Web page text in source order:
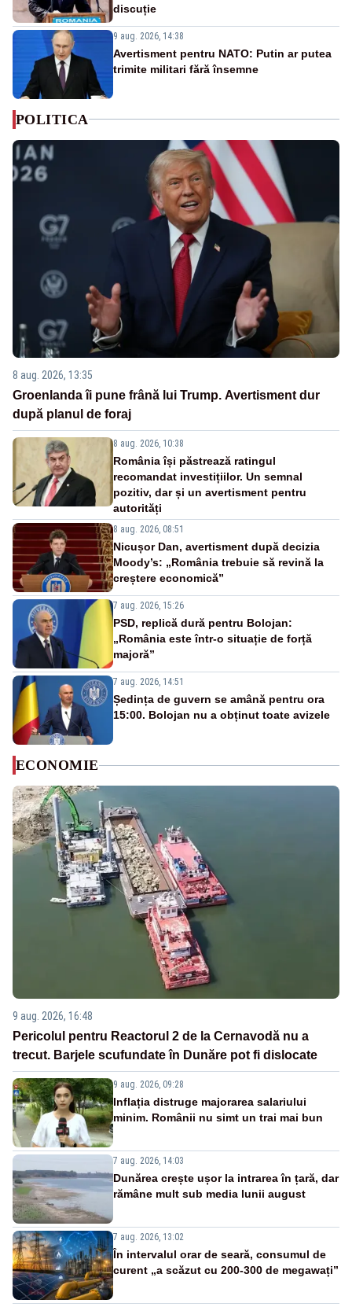
discuție
9 aug. 2026, 14:38
Avertisment pentru NATO: Putin ar putea
trimite militari fără însemne
POLITICA
8 aug. 2026, 13:35
Groenlanda îi pune frână lui Trump. Avertisment dur
după planul de foraj
8 aug. 2026, 10:38
România își păstrează ratingul
recomandat investițiilor. Un semnal
pozitiv, dar și un avertisment pentru
autorități
8 aug. 2026, 08:51
Nicușor Dan, avertisment după decizia
Moody’s: „România trebuie să revină la
creștere economică”
7 aug. 2026, 15:26
PSD, replică dură pentru Bolojan:
„România este într-o situație de forță
majoră”
7 aug. 2026, 14:51
Ședința de guvern se amână pentru ora
15:00. Bolojan nu a obținut toate avizele
ECONOMIE
9 aug. 2026, 16:48
Pericolul pentru Reactorul 2 de la Cernavodă nu a
trecut. Barjele scufundate în Dunăre pot fi dislocate
9 aug. 2026, 09:28
Inflația distruge majorarea salariului
minim. Românii nu simt un trai mai bun
7 aug. 2026, 14:03
Dunărea crește ușor la intrarea în țară, dar
rămâne mult sub media lunii august
7 aug. 2026, 13:02
În intervalul orar de seară, consumul de
curent „a scăzut cu 200-300 de megawați”